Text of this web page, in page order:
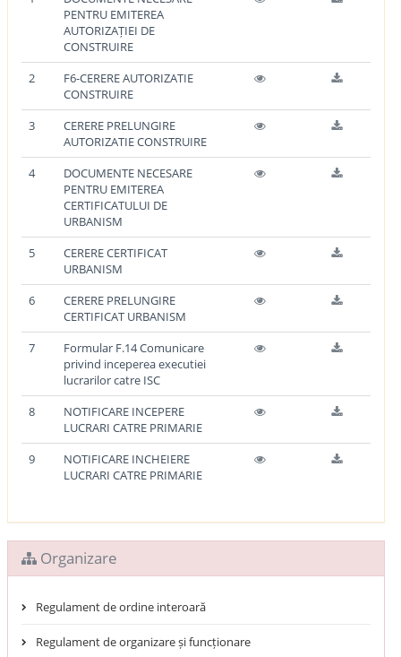
PENTRU EMITEREA
AUTORIZAȚIEI DE
CONSTRUIRE
2
F6-CERERE AUTORIZATIE
CONSTRUIRE
3
CERERE PRELUNGIRE
AUTORIZATIE CONSTRUIRE
4
DOCUMENTE NECESARE
PENTRU EMITEREA
CERTIFICATULUI DE
URBANISM
5
CERERE CERTIFICAT
URBANISM
6
CERERE PRELUNGIRE
CERTIFICAT URBANISM
7
Formular F.14 Comunicare
privind inceperea executiei
lucrarilor catre ISC
8
NOTIFICARE INCEPERE
LUCRARI CATRE PRIMARIE
9
NOTIFICARE INCHEIERE
LUCRARI CATRE PRIMARIE
Organizare
Regulament de ordine interoară
Regulament de organizare și funcționare